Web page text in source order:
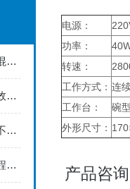
实验室漩涡混合器：精准混合的“魔法师”
实验室漩涡混合器——高效混合的市场宠儿
对于实验室漩涡混合器还不了解的，请看过来！
实验室漩涡混合器使用流程及技巧
电源：
功率：
转速：
工作方式： 连
工作台：
碗
外形尺寸：
产品咨询